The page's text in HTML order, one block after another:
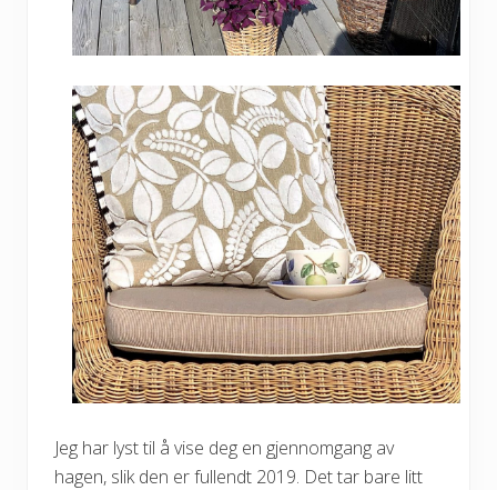
Jeg har lyst til å vise deg en gjennomgang av
hagen, slik den er fullendt 2019. Det tar bare litt